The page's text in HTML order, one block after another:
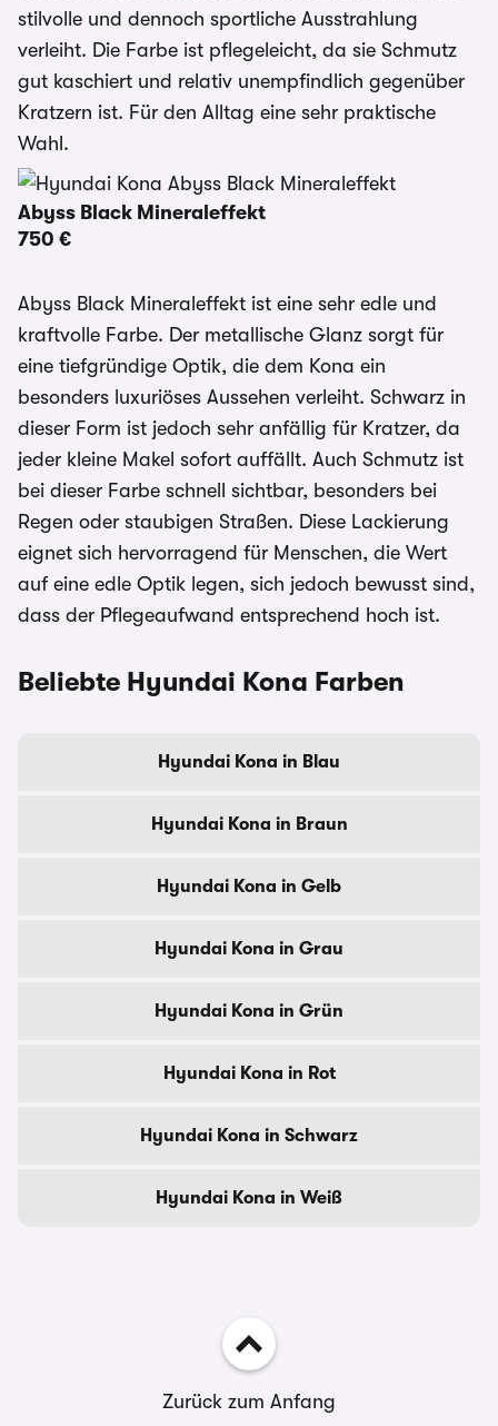
stilvolle und dennoch sportliche Ausstrahlung
verleiht. Die Farbe ist pflegeleicht, da sie Schmutz
gut kaschiert und relativ unempfindlich gegenüber
Kratzern ist. Für den Alltag eine sehr praktische
Wahl.
Abyss Black Mineraleffekt
750 €
Abyss Black Mineraleffekt ist eine sehr edle und
kraftvolle Farbe. Der metallische Glanz sorgt für
eine tiefgründige Optik, die dem Kona ein
besonders luxuriöses Aussehen verleiht. Schwarz in
dieser Form ist jedoch sehr anfällig für Kratzer, da
jeder kleine Makel sofort auffällt. Auch Schmutz ist
bei dieser Farbe schnell sichtbar, besonders bei
Regen oder staubigen Straßen. Diese Lackierung
eignet sich hervorragend für Menschen, die Wert
auf eine edle Optik legen, sich jedoch bewusst sind,
dass der Pflegeaufwand entsprechend hoch ist.
Beliebte Hyundai Kona Farben
Hyundai Kona in Blau
Hyundai Kona in Braun
Hyundai Kona in Gelb
Hyundai Kona in Grau
Hyundai Kona in Grün
Hyundai Kona in Rot
Hyundai Kona in Schwarz
Hyundai Kona in Weiß
Zurück zum Anfang